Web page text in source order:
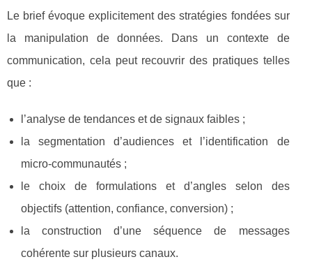
Le brief évoque explicitement des stratégies fondées sur
la manipulation de données. Dans un contexte de
communication, cela peut recouvrir des pratiques telles
que :
l’analyse de tendances et de signaux faibles ;
la segmentation d’audiences et l’identification de
micro-communautés ;
le choix de formulations et d’angles selon des
objectifs (attention, confiance, conversion) ;
la construction d’une séquence de messages
cohérente sur plusieurs canaux.